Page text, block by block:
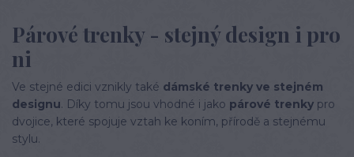
Párové trenky - stejný design i pro
ni
Ve stejné edici vznikly také dámské trenky ve stejném
designu. Díky tomu jsou vhodné i jako párové trenky pro
dvojice, které spojuje vztah ke koním, přírodě a stejnému
stylu.